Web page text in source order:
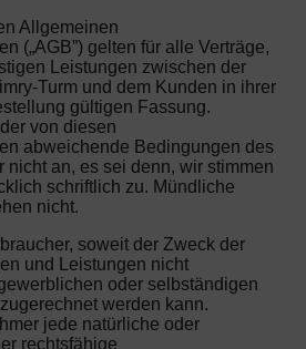
Allgemeinen
(„AGB”) gelten für alle Verträge,
Leistungen zwischen der
Turm und dem Kunden in ihrer
gültigen Fassung.
von diesen
abweichende Bedingungen des
nicht an, es sei denn, wir stimmen
schriftlich zu. Mündliche
nicht.
soweit der Zweck der
und Leistungen nicht
oder selbständigen
werden kann.
jede natürliche oder
rechtsfähige